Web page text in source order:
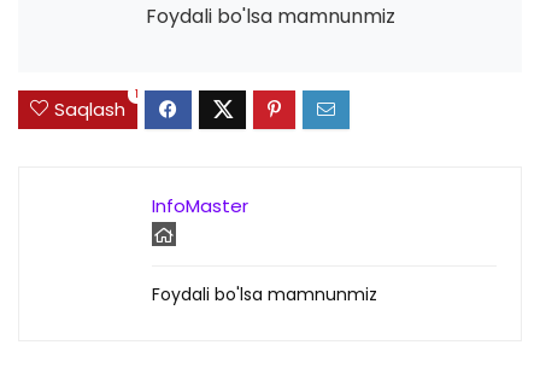
Foydali bo'lsa mamnunmiz
Saqlash
1
InfoMaster
Foydali bo'lsa mamnunmiz